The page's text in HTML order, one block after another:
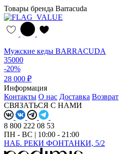
Товары бренда Barracuda
Мужские кеды BARRACUDA
35000
-20%
28 000 ₽
Информация
Контакты О нас Доставка Возврат
СВЯЗАТЬСЯ С НАМИ
8 800 222 08 53
ПН - ВС | 10:00 - 21:00
НАБ. РЕКИ ФОНТАНКИ, 5/2